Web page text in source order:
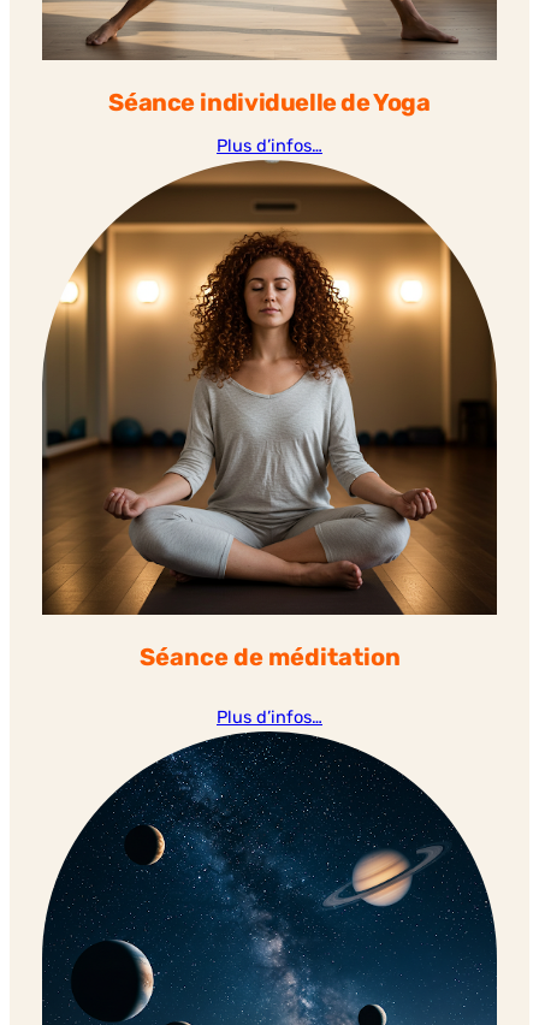
Séance individuelle de Yoga
Plus d’infos…
Séance de méditation
Plus d’infos…